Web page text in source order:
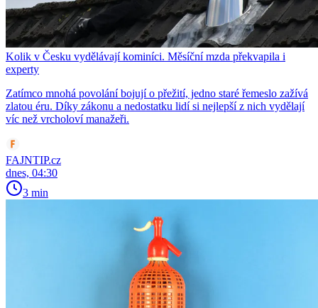
Kolik v Česku vydělávají kominíci. Měsíční mzda překvapila i
experty
Zatímco mnohá povolání bojují o přežití, jedno staré řemeslo zažívá
zlatou éru. Díky zákonu a nedostatku lidí si nejlepší z nich vydělají
víc než vrcholoví manažeři.
FAJNTIP.cz
dnes, 04:30
3 min